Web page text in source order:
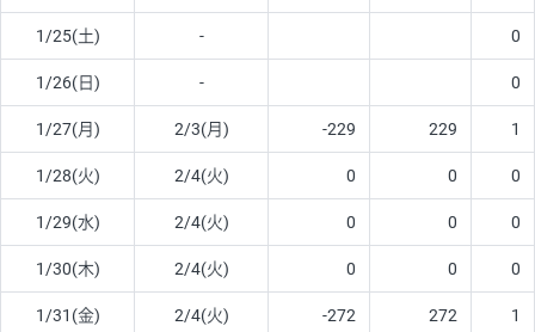
1/25(土) - 0
1/26(日) - 0
1/27(月) 2/3(月) -229 229 1
1/28(火) 2/4(火) 0 0 0
1/29(水) 2/4(火) 0 0 0
1/30(木) 2/4(火) 0 0 0
1/31(金) 2/4(火) -272 272 1